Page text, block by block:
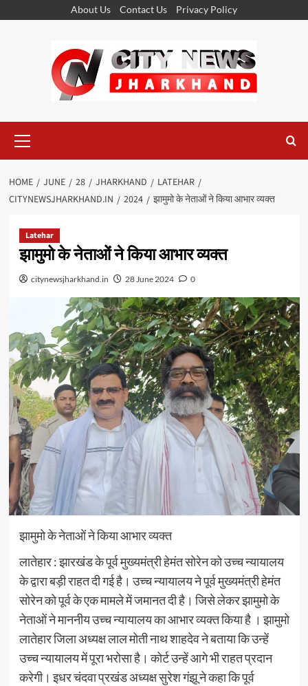
About Us Contact Us Privacy Policy
Menu
HOME JUNE 28 JHARKHAND
LATEHAR
CITYNEWSJHARKHAND.IN
2024 झामुमो के नेताओं ने किया आभार व्यक्त
Latehar
झामुमो के नेताओं ने किया आभार व्यक्त
citynewsjharkhand.in 28 June 2024 0
झामुमो के नेताओं ने किया आभार व्यक्त
लातेहार : झारखंड के पूर्व मुख्यमंत्री हेमंत सोरेन को उच्च न्यायालय
के द्वारा बड़ी राहत दी गई है। उच्च न्यायालय ने पूर्व मुख्यमंत्री हेमंत
सोरेन को पूर्व के एक मामले में जमानत दी है। जिसे लेकर झामुमो के
नेताओं ने माननीय उच्च न्यायालय का आभार व्यक्त किया है । झामुमो
लातेहार जिला अध्यक्ष लाल मोती नाथ शाहदेव ने बताया कि उन्हें
उच्च न्यायालय में पूरा भरोसा है। कोर्ट उन्हें आगे भी राहत प्रदान
करेगी। इधर चंदवा प्रखंड अध्यक्ष सुरेश गंझू ने कहा कि पूर्व